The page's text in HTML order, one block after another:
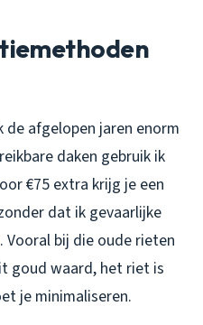
de afgelopen jaren enorm
daken gebruik ik
€75 extra krijg je een
dat ik gevaarlijke
bij die oude rieten
goud waard, het riet is
je minimaliseren.